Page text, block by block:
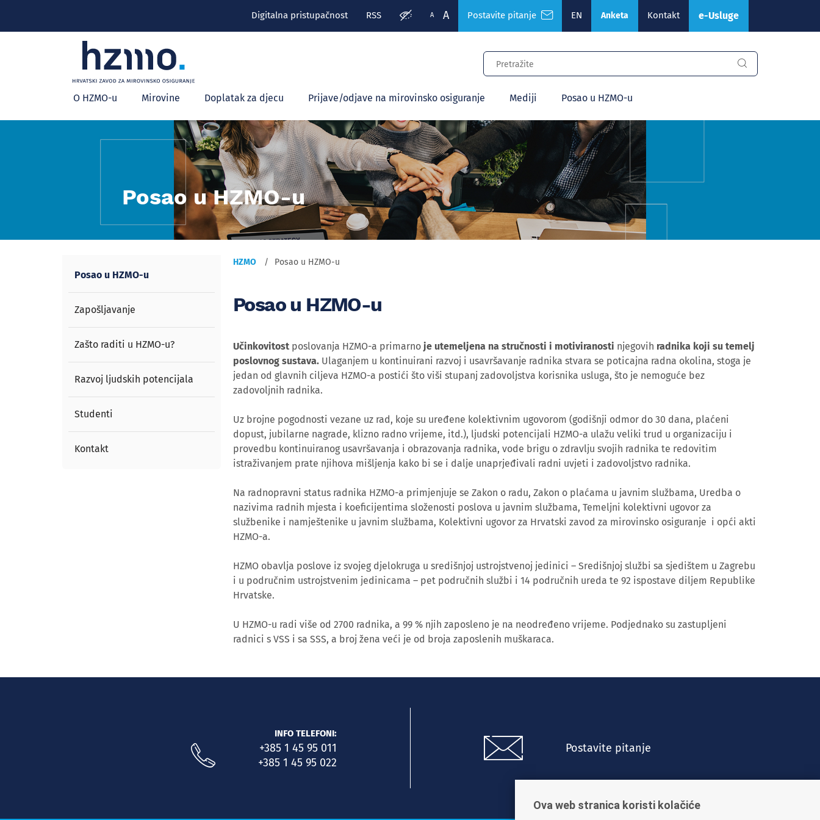
Digitalna pristupačnost RSS A A Postavite pitanje EN Anketa Kontakt e-Usluge
Glavni
izbornik
O HZMO-u Mirovine Doplatak za djecu Prijave/odjave na mirovinsko osiguranje Mediji Posao u HZMO-u
Posao u HZMO-u
Posao u HZMO-u
Zapošljavanje
Zašto raditi u HZMO-u?
Razvoj ljudskih potencijala
Studenti
Kontakt
HZMO Posao u HZMO-u
Posao u HZMO-u
Učinkovitost poslovanja HZMO-a primarno je utemeljena na stručnosti i motiviranosti njegovih radnika koji su temelj
poslovnog sustava. Ulaganjem u kontinuirani razvoj i usavršavanje radnika stvara se poticajna radna okolina, stoga je
jedan od glavnih ciljeva HZMO-a postići što viši stupanj zadovoljstva korisnika usluga, što je nemoguće bez
zadovoljnih radnika.
Uz brojne pogodnosti vezane uz rad, koje su uređene kolektivnim ugovorom (godišnji odmor do 30 dana, plaćeni
dopust, jubilarne nagrade, klizno radno vrijeme, itd.), ljudski potencijali HZMO-a ulažu veliki trud u organizaciju i
provedbu kontinuiranog usavršavanja i obrazovanja radnika, vode brigu o zdravlju svojih radnika te redovitim
istraživanjem prate njihova mišljenja kako bi se i dalje unaprjeđivali radni uvjeti i zadovoljstvo radnika.
Na radnopravni status radnika HZMO-a primjenjuje se Zakon o radu, Zakon o plaćama u javnim službama, Uredba o
nazivima radnih mjesta i koeficijentima složenosti poslova u javnim službama, Temeljni kolektivni ugovor za
službenike i namještenike u javnim službama, Kolektivni ugovor za Hrvatski zavod za mirovinsko osiguranje i opći akti
HZMO-a.
HZMO obavlja poslove iz svojeg djelokruga u središnjoj ustrojstvenoj jedinici – Središnjoj službi sa sjedištem u Zagrebu
i u područnim ustrojstvenim jedinicama – pet područnih službi i 14 područnih ureda te 92 ispostave diljem Republike
Hrvatske.
U HZMO-u radi više od 2700 radnika, a 99 % njih zaposleno je na neodređeno vrijeme. Podjednako su zastupljeni
radnici s VSS i sa SSS, a broj žena veći je od broja zaposlenih muškaraca.
INFO TELEFONI:
+385 1 45 95 011
+385 1 45 95 022
Postavite pitanje
Ova web stranica koristi kolačiće